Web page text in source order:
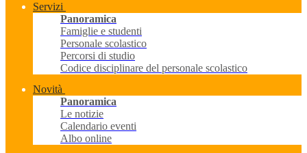
Servizi
Panoramica
Famiglie e studenti
Personale scolastico
Percorsi di studio
Codice disciplinare del personale scolastico
Novità
Panoramica
Le notizie
Calendario eventi
Albo online